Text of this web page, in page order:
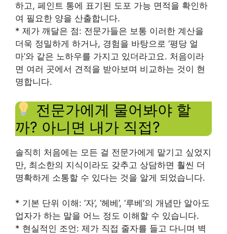
하고, 페인트 통에 표기된 도포 가능 면적을 확인하
여 필요한 양을 산출합니다.
* 제가 깨달은 점: 전문가들은 보통 이러한 계산을
더욱 정밀하게 하거나, 경험을 바탕으로 ‘평당 얼
마’와 같은 노하우를 가지고 있더라고요. 처음이라
면 여러 곳에서 견적을 받아보며 비교하는 것이 현
명합니다.
전문가에게 물어봐야 할
까? 아니면 내가 직접?
솔직히 처음에는 모든 걸 전문가에게 맡기고 싶었지
만, 최소한의 지식이라도 갖추고 상담하면 훨씬 더
명확하게 소통할 수 있다는 것을 알게 되었습니다.
* 기본 단위 이해: ‘자’, ‘헤베’, ‘루베’의 개념만 알아도
업자가 하는 말을 어느 정도 이해할 수 있습니다.
* 현실적인 조언: 제가 직접 줄자를 들고 다니며 벽